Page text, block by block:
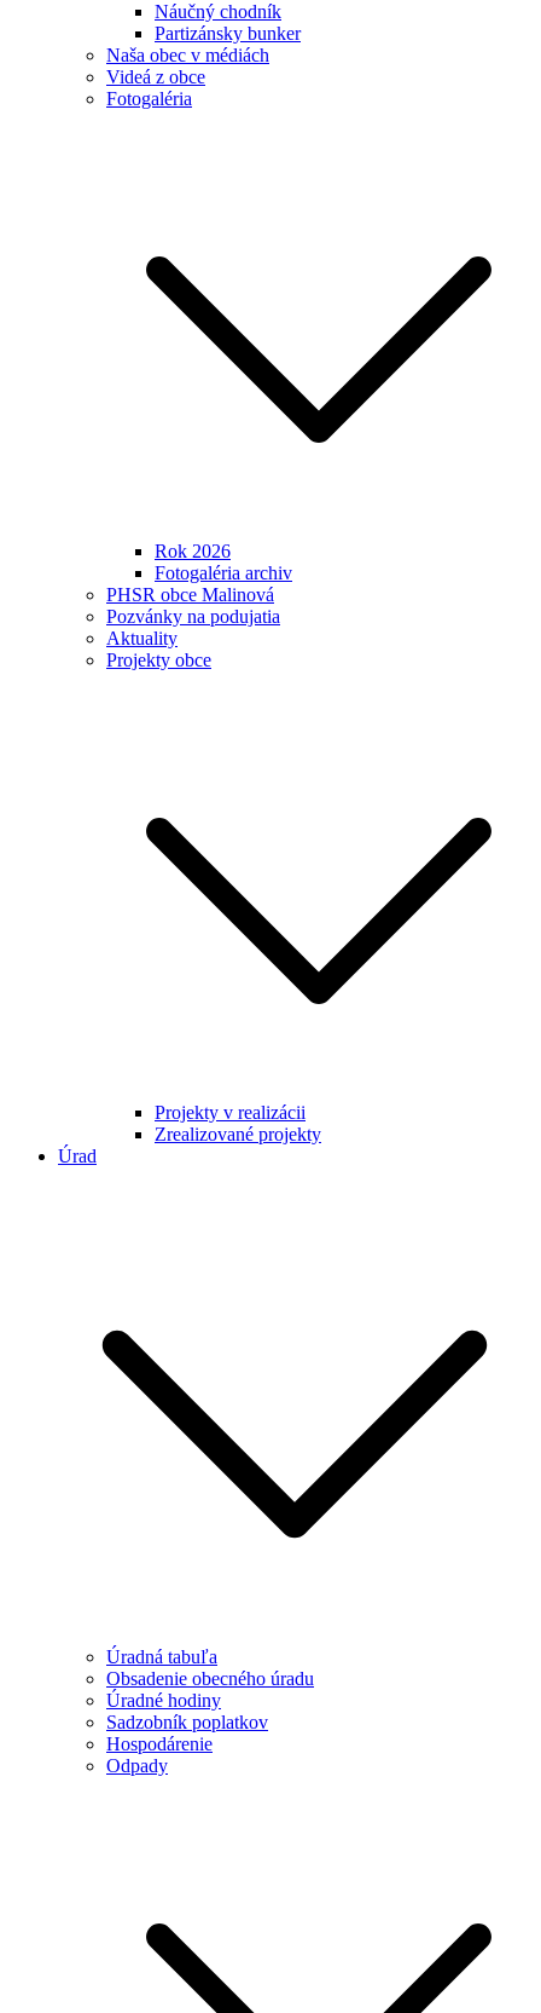
Náučný chodník
Partizánsky bunker
Naša obec v médiách
Videá z obce
Fotogaléria
Rok 2026
Fotogaléria archiv
PHSR obce Malinová
Pozvánky na podujatia
Aktuality
Projekty obce
Projekty v realizácii
Zrealizované projekty
Úrad
Úradná tabuľa
Obsadenie obecného úradu
Úradné hodiny
Sadzobník poplatkov
Hospodárenie
Odpady